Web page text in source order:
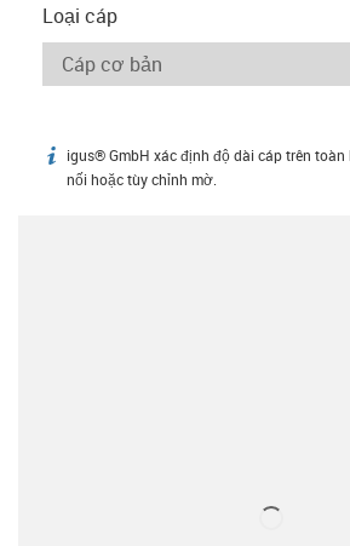
Loại cáp
igus-icon-info
igus® GmbH xác định độ dài cáp trên toàn
nối hoặc tùy chỉnh mờ.